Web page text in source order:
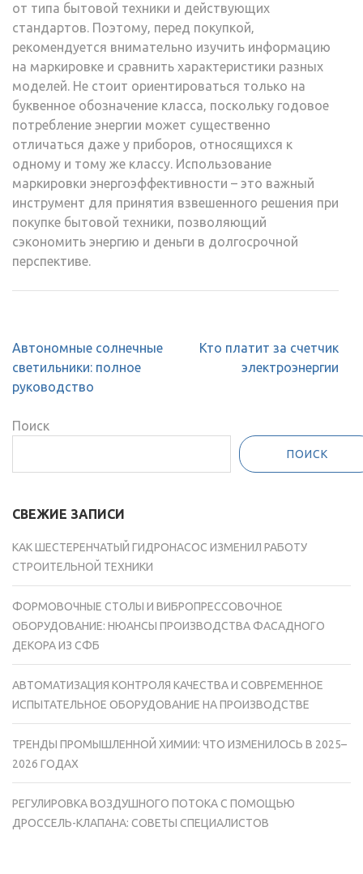
от типа бытовой техники и действующих
стандартов. Поэтому‚ перед покупкой‚
рекомендуется внимательно изучить информацию
на маркировке и сравнить характеристики разных
моделей. Не стоит ориентироваться только на
буквенное обозначение класса‚ поскольку годовое
потребление энергии может существенно
отличаться даже у приборов‚ относящихся к
одному и тому же классу. Использование
маркировки энергоэффективности – это важный
инструмент для принятия взвешенного решения при
покупке бытовой техники‚ позволяющий
сэкономить энергию и деньги в долгосрочной
перспективе.
Навигация
по
записям
Автономные солнечные
светильники: полное
руководство
Кто платит за счетчик
электроэнергии
Поиск
ПОИСК
СВЕЖИЕ ЗАПИСИ
КАК ШЕСТЕРЕНЧАТЫЙ ГИДРОНАСОС ИЗМЕНИЛ РАБОТУ
СТРОИТЕЛЬНОЙ ТЕХНИКИ
ФОРМОВОЧНЫЕ СТОЛЫ И ВИБРОПРЕССОВОЧНОЕ
ОБОРУДОВАНИЕ: НЮАНСЫ ПРОИЗВОДСТВА ФАСАДНОГО
ДЕКОРА ИЗ СФБ
АВТОМАТИЗАЦИЯ КОНТРОЛЯ КАЧЕСТВА И СОВРЕМЕННОЕ
ИСПЫТАТЕЛЬНОЕ ОБОРУДОВАНИЕ НА ПРОИЗВОДСТВЕ
ТРЕНДЫ ПРОМЫШЛЕННОЙ ХИМИИ: ЧТО ИЗМЕНИЛОСЬ В 2025–
2026 ГОДАХ
РЕГУЛИРОВКА ВОЗДУШНОГО ПОТОКА С ПОМОЩЬЮ
ДРОССЕЛЬ-КЛАПАНА: СОВЕТЫ СПЕЦИАЛИСТОВ